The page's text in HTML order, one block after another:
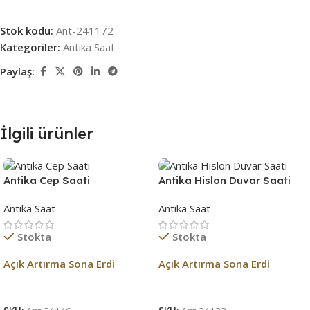
Stok kodu: Ant-241172
Kategoriler: Antika Saat
Paylaş:
İlgili ürünler
Antika Cep Saati
Antika Saat
Stokta
Açık Artırma Sona Erdi
Antika Hislon Duvar Saati
Antika Saat
Stokta
Açık Artırma Sona Erdi